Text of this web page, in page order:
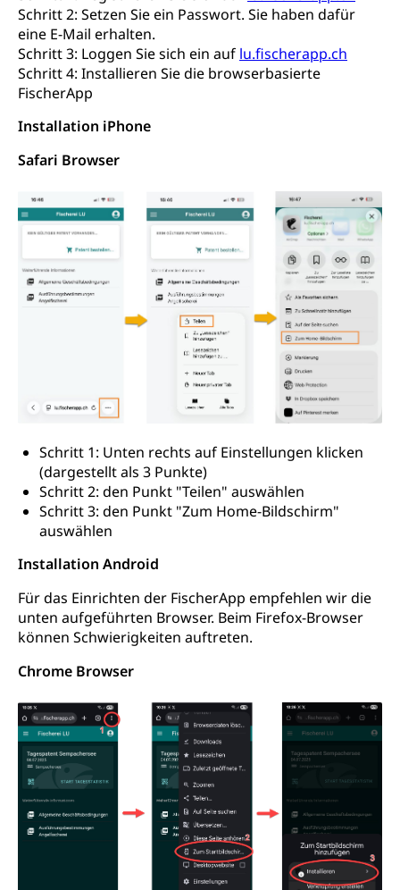
Schritt 2: Setzen Sie ein Passwort. Sie haben dafür
eine E-Mail erhalten.
Schritt 3: Loggen Sie sich ein auf lu.fischerapp.ch
Schritt 4: Installieren Sie die browserbasierte
FischerApp
Installation iPhone
Safari Browser
Schritt 1: Unten rechts auf Einstellungen klicken
(dargestellt als 3 Punkte)
Schritt 2: den Punkt "Teilen" auswählen
Schritt 3: den Punkt "Zum Home-Bildschirm"
auswählen
Installation Android
Für das Einrichten der FischerApp empfehlen wir die
unten aufgeführten Browser. Beim Firefox-Browser
können Schwierigkeiten auftreten.
Chrome Browser
Windenergie, Wasserkraft, Sonnenenergie, fossile
Energie, erneuerbare Energie, Biomasse
Energiefachstellenkonferenz Zentralschweiz
Grundbuch
Grundbucheintrag, Grundbuchamt,
Grundeigentum, Grundstück
Grundbuchplan mit Eigentümerabfrage
(Geoportal)
Luft und Klima
Luftreinhaltung, Luftverschmutzung, Klimaschutz,
Klimaveränderung, Treibhauseffekt
Atmosphäre, Luft, Klima (Geoportal)
Klima
Raumplanung
Raumplan, Nutzungsplan
Raumdatenpool
Richtplanung Kanton Luzern (ARE)
Raum und Wirtschaft rawi